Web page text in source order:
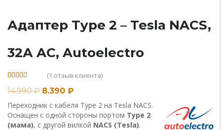
Адаптер Type 2 – Tesla NACS,
32А AC, Autoelectro
5.00из 5 на
опроса
пользователя
(1 отзыв клиента)
14.990₽ 8.390 ₽
Переходник с кабеля Type 2 на Tesla NACS.
Оснащен с одной стороны портом Type 2
(мама), с другой вилкой NACS (Tesla).